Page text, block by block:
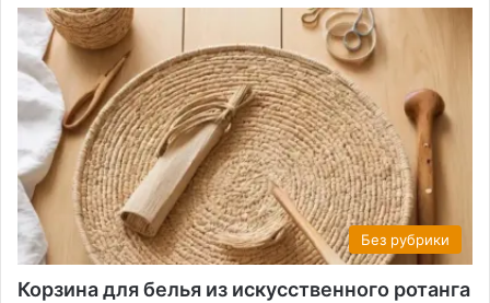
Без рубрики
Корзина для белья из искусственного ротанга